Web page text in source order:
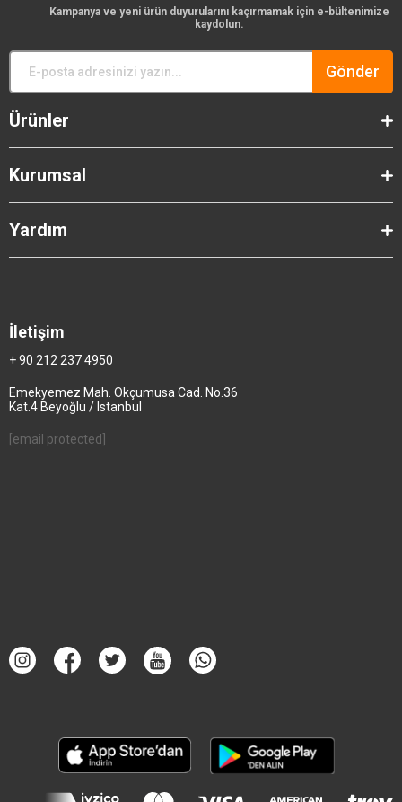
Kampanya ve yeni ürün duyurularını kaçırmamak için e-bültenimize
kaydolun.
Gönder
Ürünler
Kurumsal
Yardım
İletişim
+ 90 212 237 4950
Emekyemez Mah. Okçumusa Cad. No.36
Kat.4 Beyoğlu / Istanbul
[email protected]